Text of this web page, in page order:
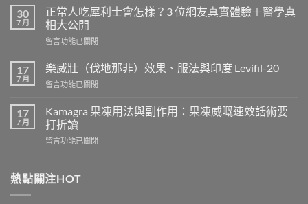
期
服
用
威
鋼
導
不
孕
嗎？
科
證
30
7 月
正常人吃犀利士會怎樣？3 位網友真實體驗＋醫學真
相大公開
在
常
人
吃
利
士
怎
位
留言功能已關閉
17
7 月
樂威壯（伐地那非）效果、服法與印度 Levifil-20
在
威
壯
（伐
地
效
留言功能已關閉
17
7 月
Kamagra 果凍用法與副作用：果凍威嘅速效話術要
打折讀
在
凍
用
留言功能已關閉
熱點關注HOT